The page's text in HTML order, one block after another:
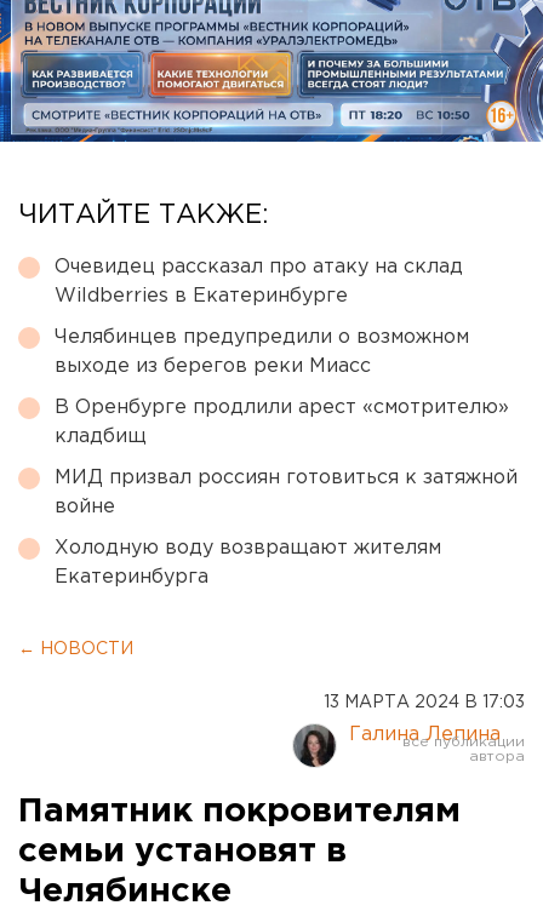
ЧИТАЙТЕ ТАКЖЕ:
Очевидец рассказал про атаку на склад
Wildberries в Екатеринбурге
Челябинцев предупредили о возможном
выходе из берегов реки Миасс
В Оренбурге продлили арест «смотрителю»
кладбищ
МИД призвал россиян готовиться к затяжной
войне
Холодную воду возвращают жителям
Екатеринбурга
← НОВОСТИ
13 МАРТА 2024 В 17:03
Галина Лепина
Памятник покровителям
семьи установят в
Челябинске